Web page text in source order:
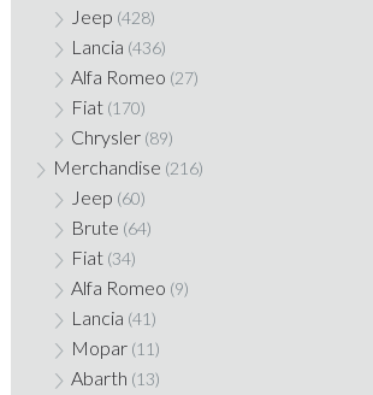
Jeep (428)
Lancia (436)
Alfa Romeo (27)
Fiat (170)
Chrysler (89)
Merchandise (216)
Jeep (60)
Brute (64)
Fiat (34)
Alfa Romeo (9)
Lancia (41)
Mopar (11)
Abarth (13)